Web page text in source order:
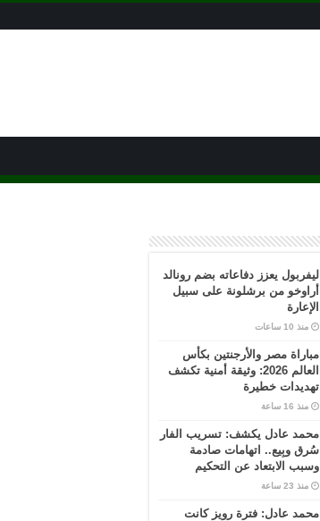
ليفربول يعزز دفاعاته بضم رونالد
أراوخو من برشلونة على سبيل
الإعارة
منذ 10 ساعات
مباراة مصر والأرجنتين بكأس
العالم 2026: وثيقة أمنية تكشف
تهديدات خطيرة
منذ 16 ساعة
محمد عادل يكشف: تسريب الفار
سُرق وبِيع.. اتهامات صادمة
وسبب الابتعاد عن التحكيم
منذ 23 ساعة
محمد عادل: فترة رويز كانت